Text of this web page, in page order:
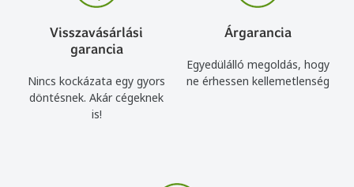
Visszavásárlási
garancia
Nincs kockázata egy gyors
döntésnek. Akár cégeknek
is!
Árgarancia
Egyedülálló megoldás, hogy
ne érhessen kellemetlenség